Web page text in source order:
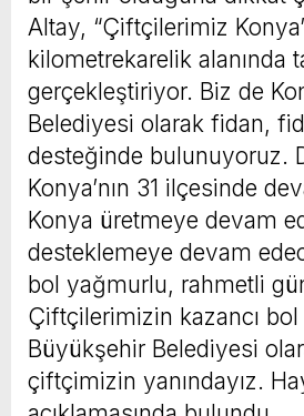
Altay, “Çiftçilerimiz
kilometrekarelik alanında
gerçekleştiriyor. Biz de
Belediyesi olarak fidan,
desteğinde bulunuyoruz.
Konya’nın 31 ilçesinde
Konya üretmeye devam
desteklemeye devam
bol yağmurlu, rahmetli
Çiftçilerimizin kazancı
Büyükşehir Belediyesi
çiftçimizin yanındayız.